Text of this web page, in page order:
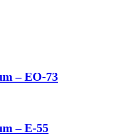
– EO-73
– E-55